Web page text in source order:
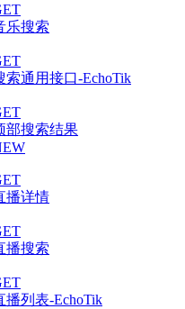
乐搜索
索通用接口-EchoTik
部搜索结果
播详情
播搜索
播列表-EchoTik